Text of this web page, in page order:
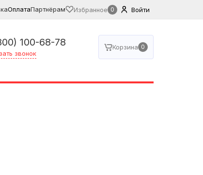
ОплатаПартнёрам Избранное 0 Войти
100-68-78
звонок
Корзина 0